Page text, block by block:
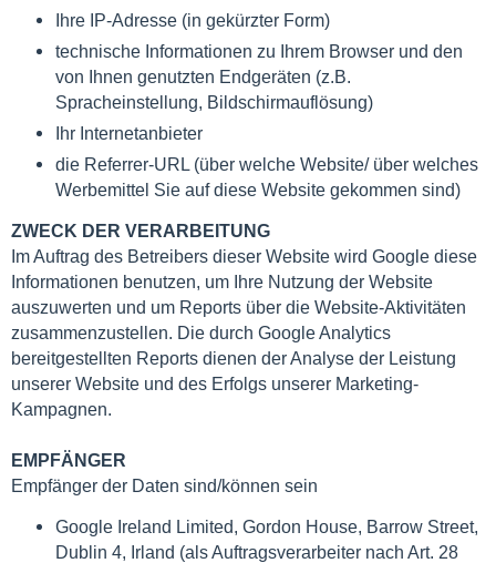
Ihre IP-Adresse (in gekürzter Form)
technische Informationen zu Ihrem Browser und den
von Ihnen genutzten Endgeräten (z.B.
Spracheinstellung, Bildschirmauflösung)
Ihr Internetanbieter
die Referrer-URL (über welche Website/ über welches
Werbemittel Sie auf diese Website gekommen sind)
ZWECK DER VERARBEITUNG
Im Auftrag des Betreibers dieser Website wird Google diese
Informationen benutzen, um Ihre Nutzung der Website
auszuwerten und um Reports über die Website-Aktivitäten
zusammenzustellen. Die durch Google Analytics
bereitgestellten Reports dienen der Analyse der Leistung
unserer Website und des Erfolgs unserer Marketing-
Kampagnen.
EMPFÄNGER
Empfänger der Daten sind/können sein
Google Ireland Limited, Gordon House, Barrow Street,
Dublin 4, Irland (als Auftragsverarbeiter nach Art. 28